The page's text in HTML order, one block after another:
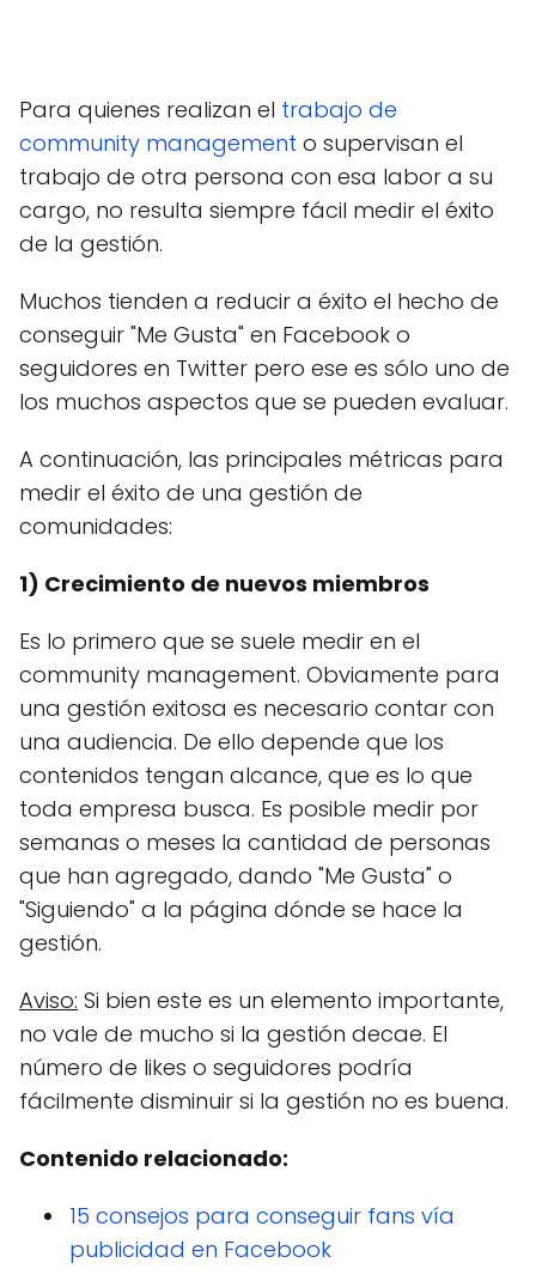
Para quienes realizan el trabajo de
community management o supervisan el
trabajo de otra persona con esa labor a su
cargo, no resulta siempre fácil medir el éxito
de la gestión.
Muchos tienden a reducir a éxito el hecho de
conseguir "Me Gusta" en Facebook o
seguidores en Twitter pero ese es sólo uno de
los muchos aspectos que se pueden evaluar.
A continuación, las principales métricas para
medir el éxito de una gestión de
comunidades:
1) Crecimiento de nuevos miembros
Es lo primero que se suele medir en el
community management. Obviamente para
una gestión exitosa es necesario contar con
una audiencia. De ello depende que los
contenidos tengan alcance, que es lo que
toda empresa busca. Es posible medir por
semanas o meses la cantidad de personas
que han agregado, dando "Me Gusta" o
"Siguiendo" a la página dónde se hace la
gestión.
Aviso: Si bien este es un elemento importante,
no vale de mucho si la gestión decae. El
número de likes o seguidores podría
fácilmente disminuir si la gestión no es buena.
Contenido relacionado:
15 consejos para conseguir fans vía
publicidad en Facebook